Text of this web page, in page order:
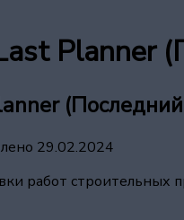
Planner
29.02.2024
работ строительных